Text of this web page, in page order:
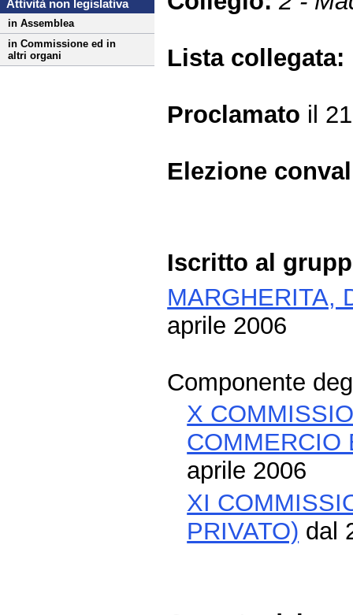
Attività non legislativa
in Assemblea
in Commissione ed in
altri organi
Lista collegata:
Proclamato il
Elezione
Iscritto al
MARGHERITA,
aprile 2006
Componente
X
COMMERCIO
aprile 2006
XI
PRIVATO) dal